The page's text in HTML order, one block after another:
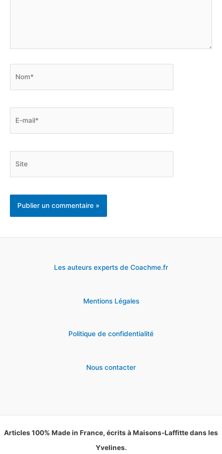
Les auteurs experts de Coachme.fr
Mentions Légales
Politique de confidentialité
Nous contacter
Articles 100% Made in France, écrits à Maisons-Laffitte dans les
Yvelines.